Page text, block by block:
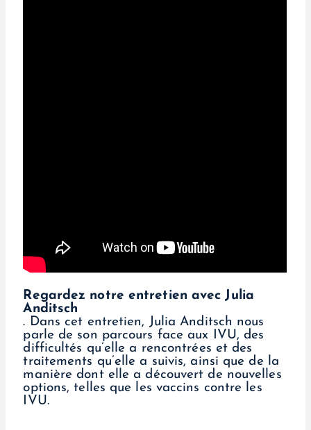
Regardez notre entretien avec Julia
Anditsch
. Dans cet entretien, Julia Anditsch nous
parle de son parcours face aux IVU, des
difficultés qu’elle a rencontrées et des
traitements qu’elle a suivis, ainsi que de la
manière dont elle a découvert de nouvelles
options, telles que les vaccins contre les
IVU.